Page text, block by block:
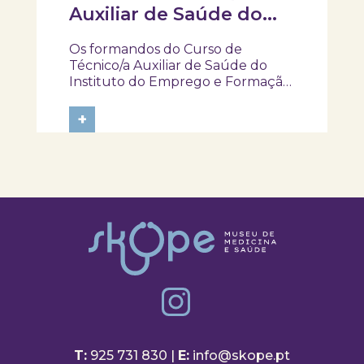
Auxiliar de Saúde do
participaram na
atividade “Pela minha
rica saúde”
Os formandos do Curso de
Técnico/a Auxiliar de Saúde do
Instituto do Emprego e Formação
SKOPE – Museu de Medicina e
Saúde e participaram na atividade
+
T: 925 731 830 | E: info@skope.pt